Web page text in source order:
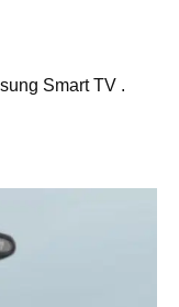
Smart TV .